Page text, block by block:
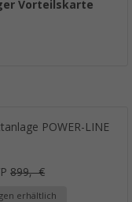
Vorteilskarte
POWER-LINE
899,- €
erhältlich